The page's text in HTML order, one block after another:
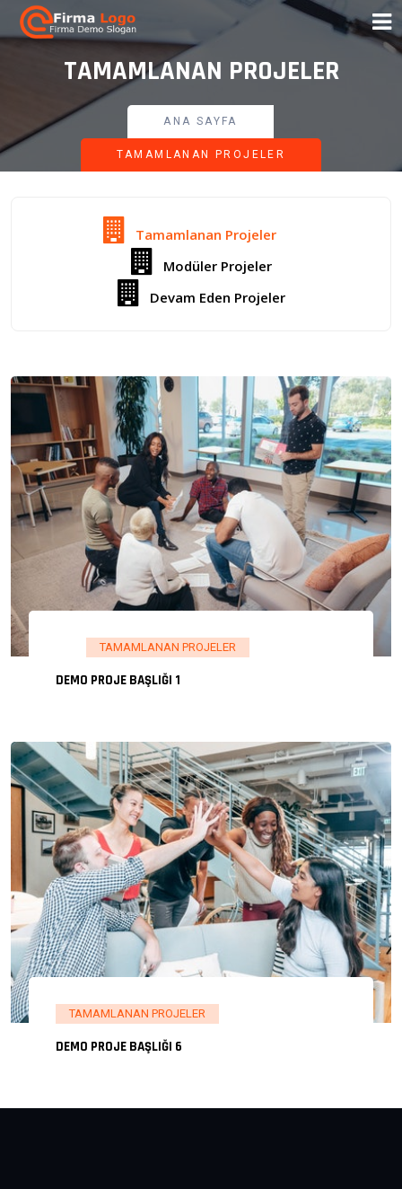
TAMAMLANAN PROJELER
ANA SAYFA
TAMAMLANAN PROJELER
Tamamlanan Projeler
Modüler Projeler
Devam Eden Projeler
TAMAMLANAN PROJELER
DEMO PROJE BAŞLIĞI 1
TAMAMLANAN PROJELER
DEMO PROJE BAŞLIĞI 6